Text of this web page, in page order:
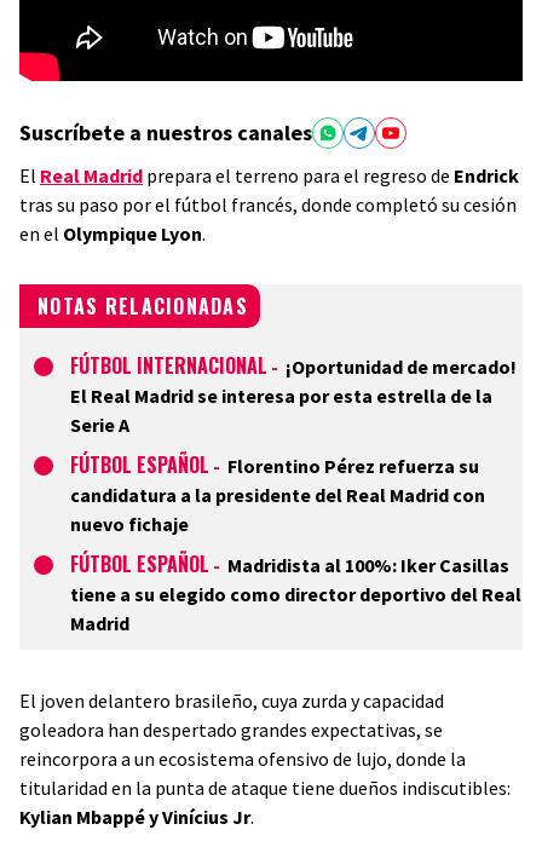
Suscríbete a nuestros canales
El Real Madrid prepara el terreno para el regreso de Endrick
tras su paso por el fútbol francés, donde completó su cesión
en el Olympique Lyon.
NOTAS RELACIONADAS
FÚTBOL INTERNACIONAL - ¡Oportunidad de mercado!
El Real Madrid se interesa por esta estrella de la
Serie A
FÚTBOL ESPAÑOL - Florentino Pérez refuerza su
candidatura a la presidente del Real Madrid con
nuevo fichaje
FÚTBOL ESPAÑOL - Madridista al 100%: Iker Casillas
tiene a su elegido como director deportivo del Real
Madrid
El joven delantero brasileño, cuya zurda y capacidad
goleadora han despertado grandes expectativas, se
reincorpora a un ecosistema ofensivo de lujo, donde la
titularidad en la punta de ataque tiene dueños indiscutibles:
Kylian Mbappé y Vinícius Jr.